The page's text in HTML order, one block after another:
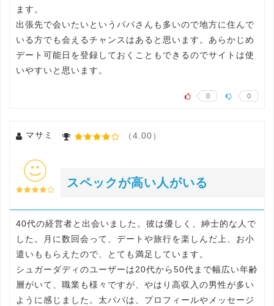
ます。
出張先で会いたいというパパさんも多いので地方に住んで
いる方でも会えるチャンスはあると思います。あらかじめ
デート可能日を登録しておくこともできるのでサイトは使
いやすいと思います。
0 0
マサミ （4.00）
スペックが高い人がいる
40代の経営者と出会いました。彼は優しく、紳士的な人で
した。月に数回会って、デートや旅行を楽しんだ上、お小
遣いももらえたので、とても満足しています。
シュガーダディのユーザーは20代から50代まで幅広い年齢
層がいて、職業も様々ですが、やはり高収入の男性が多い
ように感じました。太パパは、プロフィールやメッセージ